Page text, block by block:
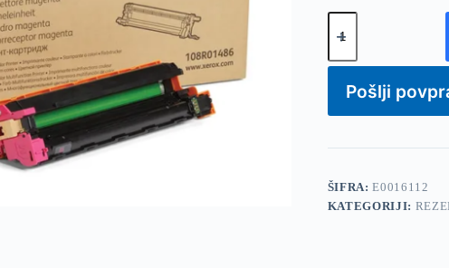
XEROX
108R01486
Drum
boben
količina
Pošlji
ŠIFRA:E0016112
KATEGORIJI: